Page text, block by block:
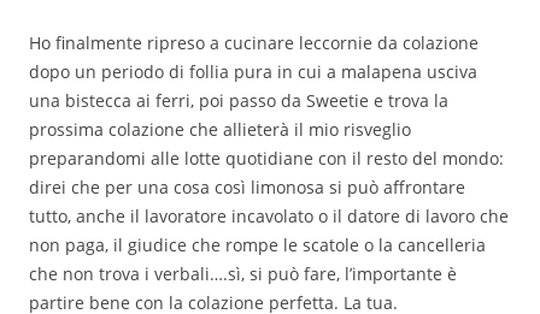
Ho finalmente ripreso a cucinare leccornie da colazione
dopo un periodo di follia pura in cui a malapena usciva
una bistecca ai ferri, poi passo da Sweetie e trova la
prossima colazione che allieterà il mio risveglio
preparandomi alle lotte quotidiane con il resto del mondo:
direi che per una cosa così limonosa si può affrontare
tutto, anche il lavoratore incavolato o il datore di lavoro che
non paga, il giudice che rompe le scatole o la cancelleria
che non trova i verbali….sì, si può fare, l’importante è
partire bene con la colazione perfetta. La tua.